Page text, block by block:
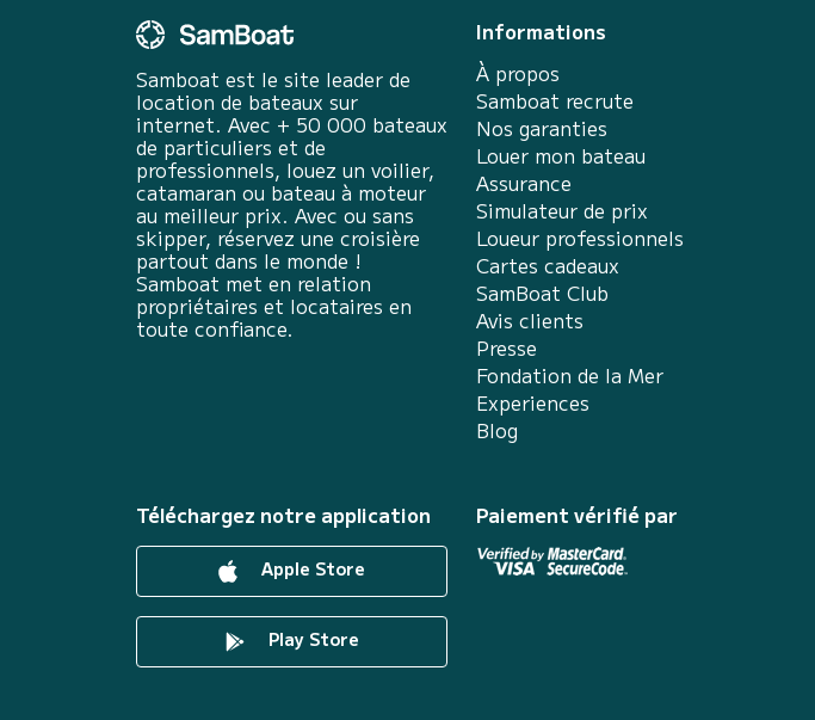
Samboat est le site leader de
location de bateaux sur
internet. Avec + 50 000 bateaux
de particuliers et de
professionnels, louez un voilier,
catamaran ou bateau à moteur
au meilleur prix. Avec ou sans
skipper, réservez une croisière
partout dans le monde !
Samboat met en relation
propriétaires et locataires en
toute confiance.
Informations
À propos
Samboat recrute
Nos garanties
Louer mon bateau
Assurance
Simulateur de prix
Loueur professionnels
Cartes cadeaux
SamBoat Club
Avis clients
Presse
Fondation de la Mer
Experiences
Blog
Téléchargez notre application
Apple Store
Play Store
Paiement vérifié par